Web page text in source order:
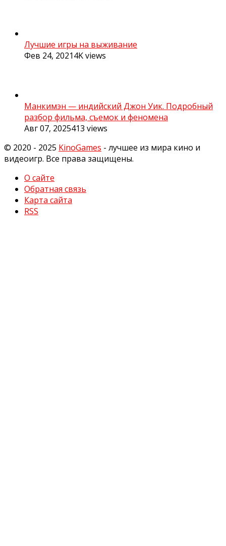
Лучшие игры на выживание
Фев 24, 20214Kviews
Манкимэн — индийский Джон Уик. Подробный
разбор фильма, съемок и феномена
Авг 07, 2025413 views
© 2020 - 2025 KinoGames - лучшее из мира кино и
видеоигр. Все права защищены.
О сайте
Обратная связь
Карта сайта
RSS